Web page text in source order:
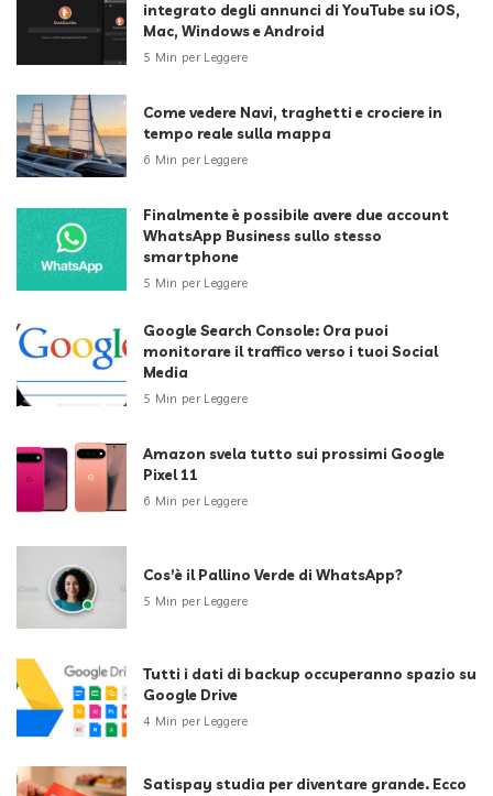
integrato degli annunci di YouTube su iOS,
Mac, Windows e Android
5 Min per Leggere
Come vedere Navi, traghetti e crociere in
tempo reale sulla mappa
6 Min per Leggere
Finalmente è possibile avere due account
WhatsApp Business sullo stesso
smartphone
5 Min per Leggere
Google Search Console: Ora puoi
monitorare il traffico verso i tuoi Social
Media
5 Min per Leggere
Amazon svela tutto sui prossimi Google
Pixel 11
6 Min per Leggere
Cos’è il Pallino Verde di WhatsApp?
5 Min per Leggere
Tutti i dati di backup occuperanno spazio su
Google Drive
4 Min per Leggere
Satispay studia per diventare grande. Ecco